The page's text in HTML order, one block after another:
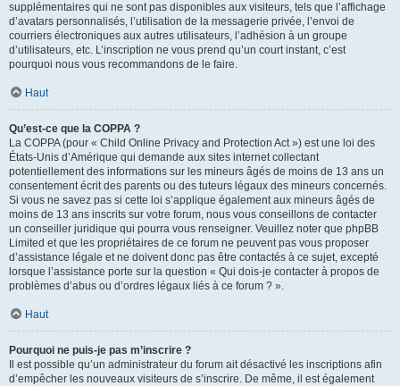
supplémentaires qui ne sont pas disponibles aux visiteurs, tels que l’affichage
d’avatars personnalisés, l’utilisation de la messagerie privée, l’envoi de
courriers électroniques aux autres utilisateurs, l’adhésion à un groupe
d’utilisateurs, etc. L’inscription ne vous prend qu’un court instant, c’est
pourquoi nous vous recommandons de le faire.
Haut
Qu’est-ce que la COPPA ?
La COPPA (pour « Child Online Privacy and Protection Act ») est une loi des
États-Unis d’Amérique qui demande aux sites internet collectant
potentiellement des informations sur les mineurs âgés de moins de 13 ans un
consentement écrit des parents ou des tuteurs légaux des mineurs concernés.
Si vous ne savez pas si cette loi s’applique également aux mineurs âgés de
moins de 13 ans inscrits sur votre forum, nous vous conseillons de contacter
un conseiller juridique qui pourra vous renseigner. Veuillez noter que phpBB
Limited et que les propriétaires de ce forum ne peuvent pas vous proposer
d’assistance légale et ne doivent donc pas être contactés à ce sujet, excepté
lorsque l’assistance porte sur la question « Qui dois-je contacter à propos de
problèmes d’abus ou d’ordres légaux liés à ce forum ? ».
Haut
Pourquoi ne puis-je pas m’inscrire ?
Il est possible qu’un administrateur du forum ait désactivé les inscriptions afin
d’empêcher les nouveaux visiteurs de s’inscrire. De même, il est également